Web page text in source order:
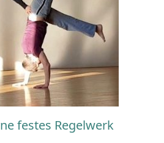
festes Regelwerk